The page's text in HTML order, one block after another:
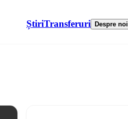
ȘtiriTransferuri Despre noi